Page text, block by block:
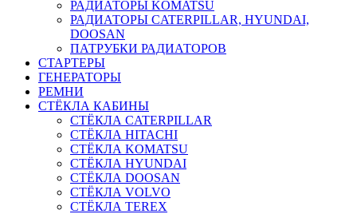
РАДИАТОРЫ KOMATSU
РАДИАТОРЫ CATERPILLAR, HYUNDAI,
DOOSAN
ПАТРУБКИ РАДИАТОРОВ
СТАРТЕРЫ
ГЕНЕРАТОРЫ
РЕМНИ
СТЁКЛА КАБИНЫ
СТЁКЛА CATERPILLAR
СТЁКЛА HITACHI
СТЁКЛА KOMATSU
СТЁКЛА HYUNDAI
СТЁКЛА DOOSAN
СТЁКЛА VOLVO
СТЁКЛА TEREX